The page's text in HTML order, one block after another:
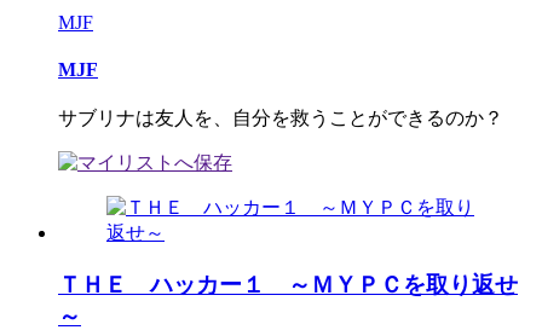
MJF
MJF
サブリナは友人を、自分を救うことができるのか？
ＴＨＥ ハッカー１ ～ＭＹＰＣを取り返せ
～